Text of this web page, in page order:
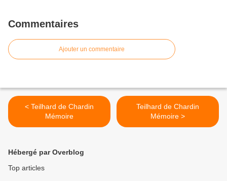
Commentaires
Ajouter un commentaire
< Teilhard de Chardin
Mémoire
Teilhard de Chardin
Mémoire >
Hébergé par Overblog
Top articles